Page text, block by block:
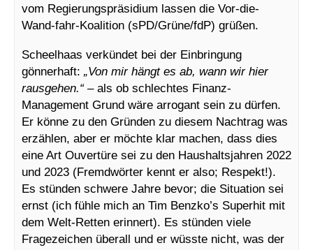
vom Regierungspräsidium lassen die Vor-die-
Wand-fahr-Koalition (sPD/Grüne/fdP) grüßen.
Scheelhaas verkündet bei der Einbringung
gönnerhaft: „Von mir hängt es ab, wann wir hier
rausgehen.“– als ob schlechtes Finanz-
Management Grund wäre arrogant sein zu dürfen.
Er könne zu den Gründen zu diesem Nachtrag was
erzählen, aber er möchte klar machen, dass dies
eine Art Ouvertüre sei zu den Haushaltsjahren 2022
und 2023 (Fremdwörter kennt er also; Respekt!).
Es stünden schwere Jahre bevor; die Situation sei
ernst (ich fühle mich an Tim Benzko’s Superhit mit
dem Welt-Retten erinnert). Es stünden viele
Fragezeichen überall und er wüsste nicht, was der